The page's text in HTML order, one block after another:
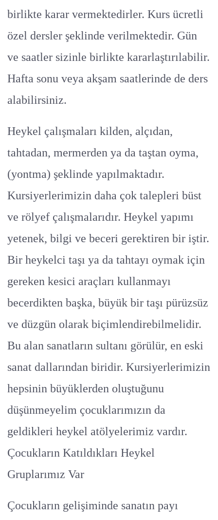
birlikte karar vermektedirler. Kurs ücretli
özel dersler şeklinde verilmektedir. Gün
ve saatler sizinle birlikte kararlaştırılabilir.
Hafta sonu veya akşam saatlerinde de ders
alabilirsiniz.
Heykel çalışmaları kilden, alçıdan,
tahtadan, mermerden ya da taştan oyma,
(yontma) şeklinde yapılmaktadır.
Kursiyerlerimizin daha çok talepleri büst
ve rölyef çalışmalarıdır. Heykel yapımı
yetenek, bilgi ve beceri gerektiren bir iştir.
Bir heykelci taşı ya da tahtayı oymak için
gereken kesici araçları kullanmayı
becerdikten başka, büyük bir taşı pürüzsüz
ve düzgün olarak biçimlendirebilmelidir.
Bu alan sanatların sultanı görülür, en eski
sanat dallarından biridir. Kursiyerlerimizin
hepsinin büyüklerden oluştuğunu
düşünmeyelim çocuklarımızın da
geldikleri heykel atölyelerimiz vardır.
Çocukların Katıldıkları Heykel
Gruplarımız Var
Çocukların gelişiminde sanatın payı